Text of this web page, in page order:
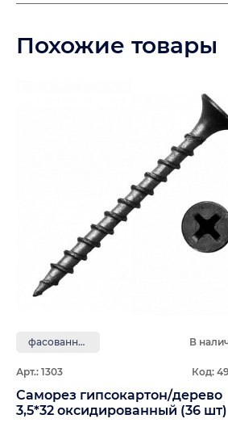
Похожие товары
фасованные В
Арт.: 1303 Код:
Саморез гипсокартон/дерево
3,5*32 оксидированный (36 шт)